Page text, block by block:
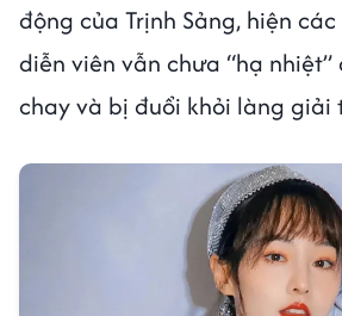
động của Trịnh Sảng, hiện
diễn viên vẫn chưa “hạ
chay và bị đuổi khỏi làng giải